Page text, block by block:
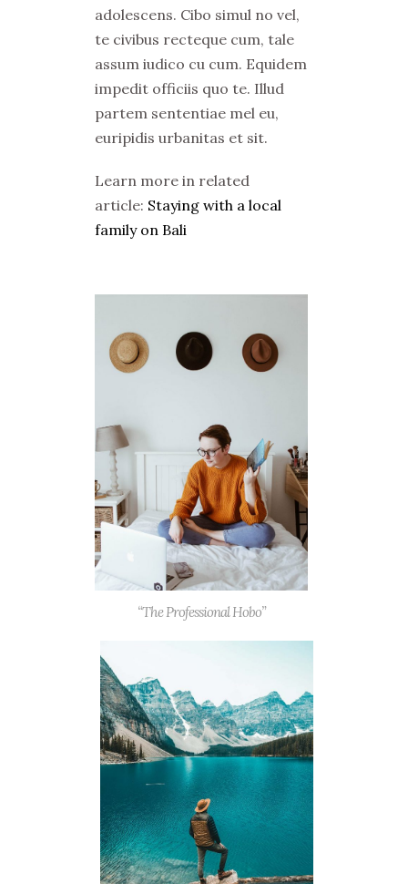
adolescens. Cibo simul no vel,
te civibus recteque cum, tale
assum iudico cu cum. Equidem
impedit officiis quo te. Illud
partem sententiae mel eu,
euripidis urbanitas et sit.
Learn more in related
article: Staying with a local
family on Bali
“The Professional Hobo”